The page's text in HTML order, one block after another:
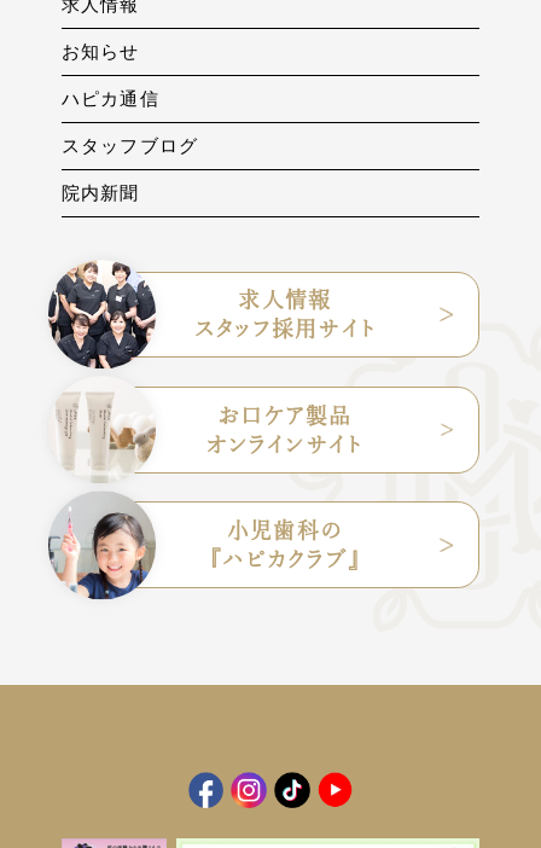
求人情報
お知らせ
ハピカ通信
スタッフブログ
院内新聞
求人情報
スタッフ採用サイト
お口ケア製品
オンラインサイト
小児歯科の
『ハピカクラブ』